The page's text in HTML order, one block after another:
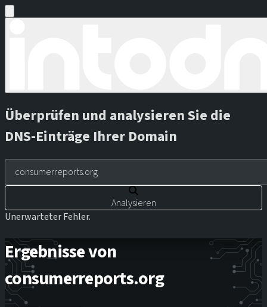
Überprüfen und analysieren Sie die
DNS-Einträge Ihrer Domain
Analysieren
Unerwarteter Fehler.
Ergebnisse von
consumerreports.org